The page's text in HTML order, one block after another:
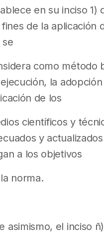
en su inciso 1)
fines de la aplicación
se
como método
la
de los
científicos y
y
a los objetivos
norma.
asimismo, el inciso